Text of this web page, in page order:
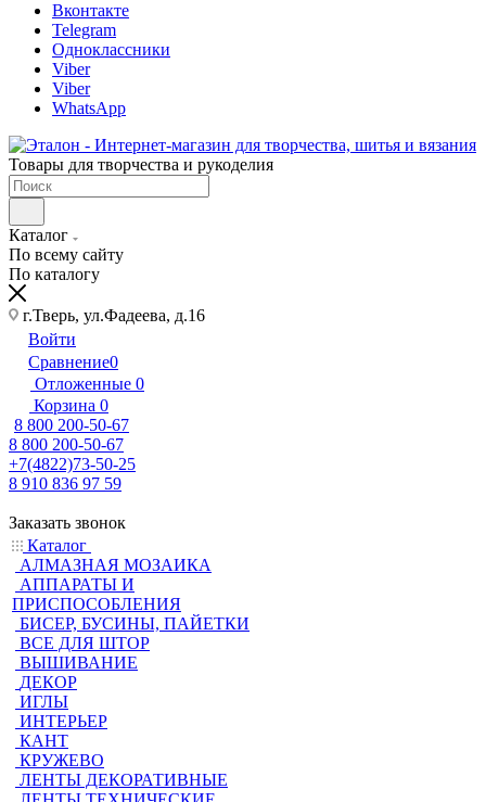
Вконтакте
Telegram
Одноклассники
Viber
Viber
WhatsApp
Товары для творчества и рукоделия
Каталог
По всему сайту
По каталогу
г.Тверь, ул.Фадеева, д.16
Войти
Сравнение0
Отложенные 0
Корзина 0
8 800 200-50-67
8 800 200-50-67
+7(4822)73-50-25
8 910 836 97 59
Заказать звонок
Каталог
АЛМАЗНАЯ МОЗАИКА
АППАРАТЫ И
ПРИСПОСОБЛЕНИЯ
БИСЕР, БУСИНЫ, ПАЙЕТКИ
ВСЕ ДЛЯ ШТОР
ВЫШИВАНИЕ
ДЕКОР
ИГЛЫ
ИНТЕРЬЕР
КАНТ
КРУЖЕВО
ЛЕНТЫ ДЕКОРАТИВНЫЕ